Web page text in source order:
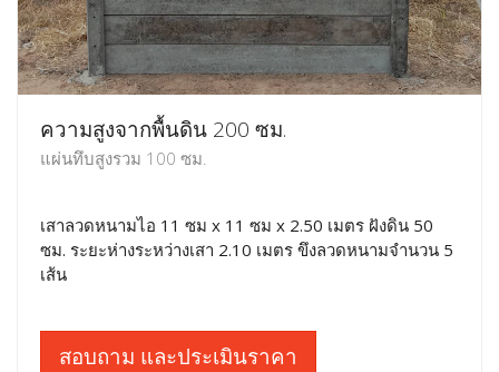
ความสูงจากพื้นดิน 200 ซม.
แผ่นทึบสูงรวม 100 ซม.
เสาลวดหนามไอ 11 ซม x 11 ซม x 2.50 เมตร ฝังดิน 50
ซม. ระยะห่างระหว่างเสา 2.10 เมตร ขึงลวดหนามจำนวน 5
เส้น
สอบถาม และประเมินราคา